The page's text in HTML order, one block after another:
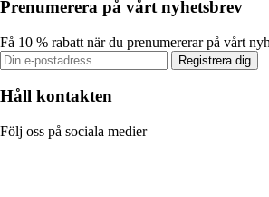
Prenumerera på vårt nyhetsbrev
Få 10 % rabatt när du prenumererar på vårt
Registrera dig
Håll kontakten
Följ oss på sociala medier